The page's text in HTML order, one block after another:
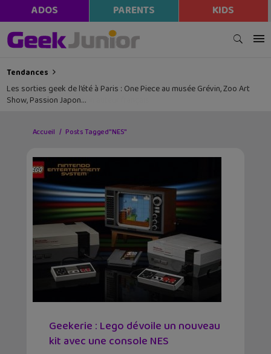
ADOS PARENTS KIDS
Tendances
Les sorties geek de l’été à Paris : One Piece au musée Grévin, Zoo Art
Show, Passion Japon…
Accueil Posts Tagged "NES"
Geekerie : Lego dévoile un nouveau
kit avec une console NES